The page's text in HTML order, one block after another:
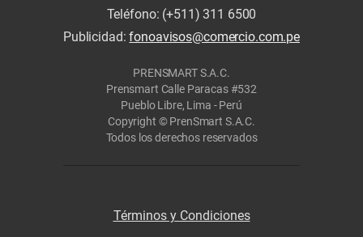
Teléfono: (+511) 311 6500
Publicidad:fonoavisos@comercio.com.pe
PRENSMART S.A.C.
Prensmart Calle Paracas #532
Pueblo Libre, Lima - Perú
Copyright © PrenSmart S.A.C.
Todos los derechos reservados
Términos y Condiciones